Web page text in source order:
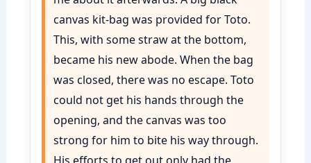
canvas kit-bag was provided for Toto.
This, with some straw at the bottom,
became his new abode. When the bag
was closed, there was no escape. Toto
could not get his hands through the
opening, and the canvas was too
strong for him to bite his way through.